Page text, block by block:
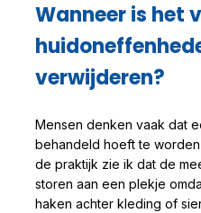
Wanneer is het
verwijderen?
Mensen denken vaak dat
behandeld hoeft te
de praktijk zie ik dat de
storen aan een plekje
haken achter kleding of